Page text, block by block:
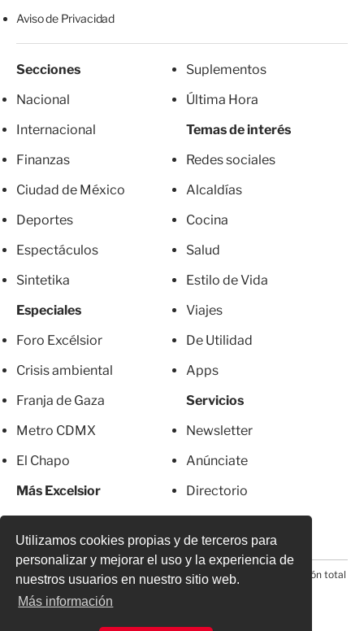
Utilizamos cookies propias y de terceros para
personalizar y mejorar el uso y la experiencia de
nuestros usuarios en nuestro sitio web.
Más información
Aviso de Privacidad
Secciones
Nacional
Internacional
Finanzas
Ciudad de México
Deportes
Espectáculos
Sintetika
Especiales
Foro Excélsior
Crisis ambiental
Franja de Gaza
Metro CDMX
El Chapo
Más Excelsior
Suplementos
Última Hora
Temas de interés
Redes sociales
Alcaldías
Cocina
Salud
Estilo de Vida
Viajes
De Utilidad
Apps
Servicios
Newsletter
Anúnciate
Directorio
© 2026 Todos los derechos reservados. Prohibida la reproducción total
o parcial, incluyendo cualquier medio electrónico*